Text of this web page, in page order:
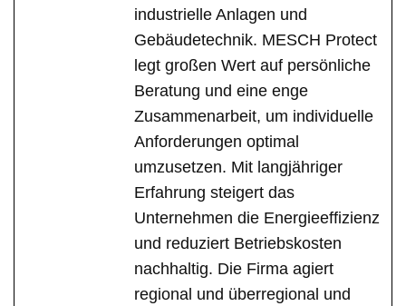
industrielle Anlagen und
Gebäudetechnik. MESCH Protect
legt großen Wert auf persönliche
Beratung und eine enge
Zusammenarbeit, um individuelle
Anforderungen optimal
umzusetzen. Mit langjähriger
Erfahrung steigert das
Unternehmen die Energieeffizienz
und reduziert Betriebskosten
nachhaltig. Die Firma agiert
regional und überregional und